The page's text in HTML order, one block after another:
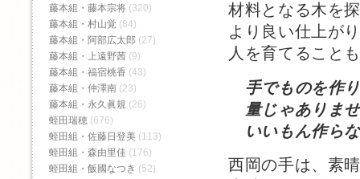
材料となる木を
より良い仕上が
人を育てること
手でものを作
量じゃありま
いいもん作ら
西岡の手は、素
藤本組・藤本宗将 (320)
藤本組・村山覚 (84)
藤本組・阿部広太郎 (27)
藤本組・上遠野茜 (9)
藤本組・福宿桃香‬ (43)
藤本組・仲澤南 (23)
藤本組・永久眞規 (26)
蛭田瑞穂 (676)
蛭田組・佐藤日登美 (113)
蛭田組・森由里佳 (176)
蛭田組・飯國なつき (52)